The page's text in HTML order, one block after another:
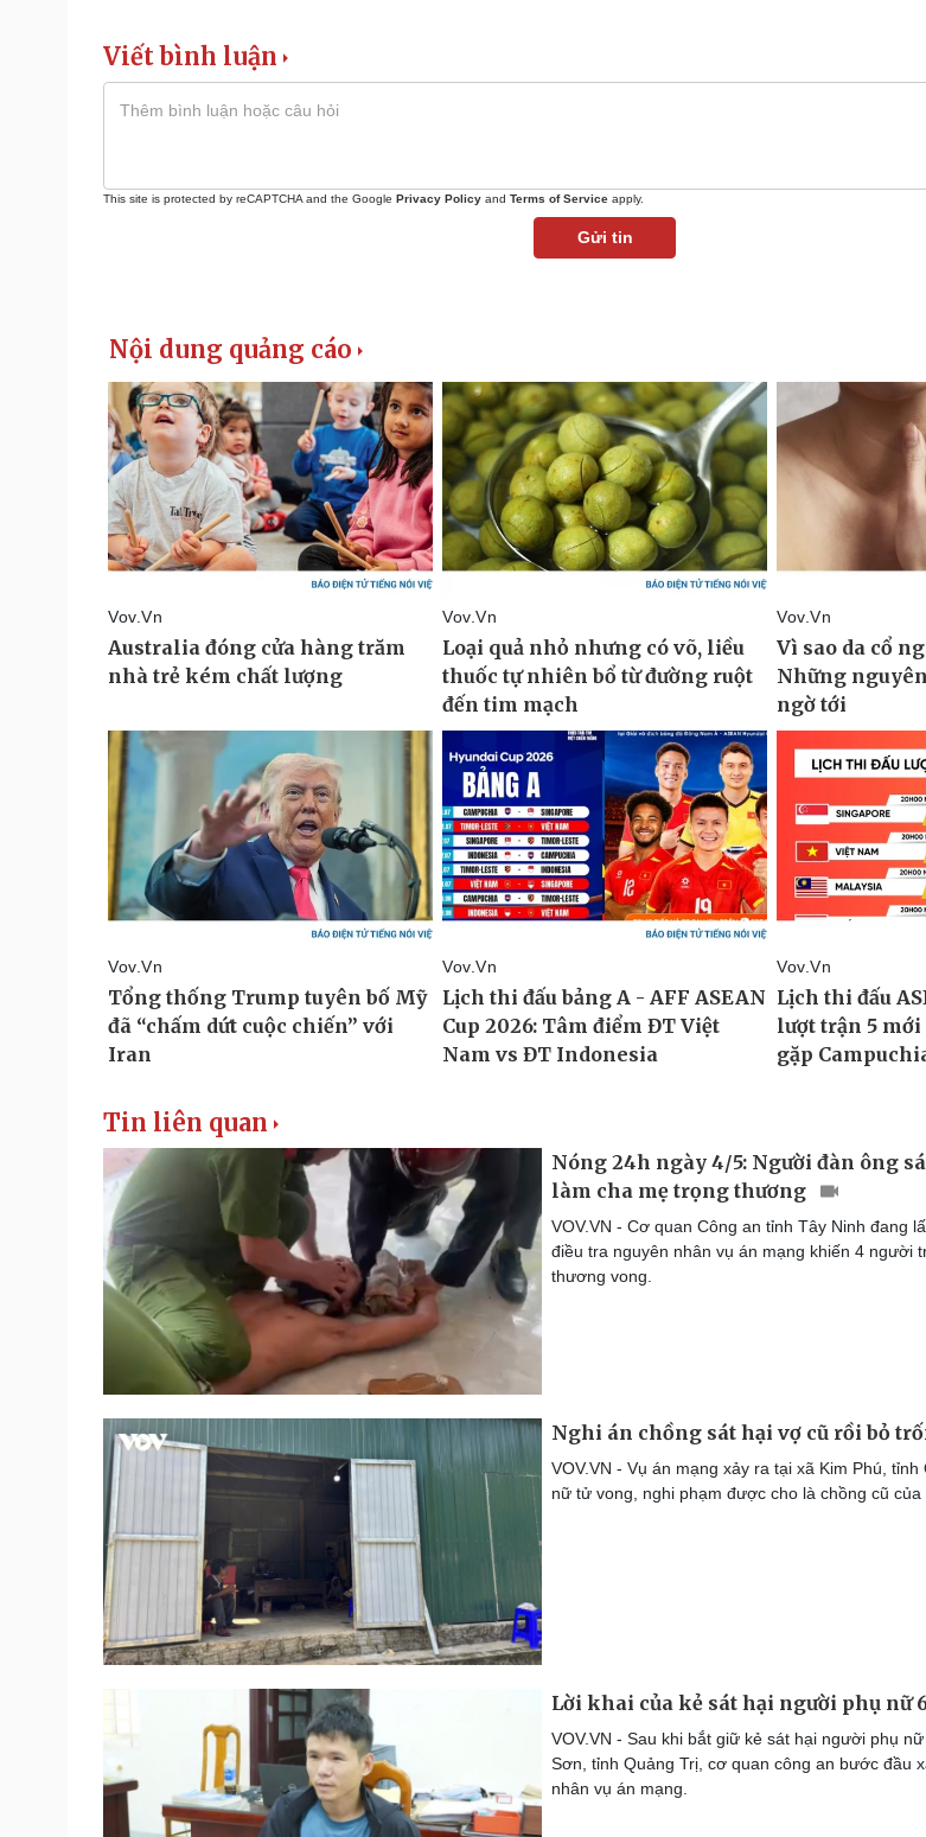
Viết bình luận
This site is protected by reCAPTCHA and the Google Privacy Policy and Terms of Service apply.
Gửi tin
Tin liên quan
Nóng 24h ngày 4/5: Người đàn ông
làm cha mẹ trọng thương
VOV.VN - Cơ quan Công an tỉnh Tây Ninh đang
điều tra nguyên nhân vụ án mạng khiến 4 người
thương vong.
Nghi án chồng sát hại vợ cũ rồi bỏ
VOV.VN - Vụ án mạng xảy ra tại xã Kim Phú,
nữ tử vong, nghi phạm được cho là chồng cũ của
Lời khai của kẻ sát hại người phụ nữ
VOV.VN - Sau khi bắt giữ kẻ sát hại người phụ
Sơn, tỉnh Quảng Trị, cơ quan công an bước đầu
nhân vụ án mạng.